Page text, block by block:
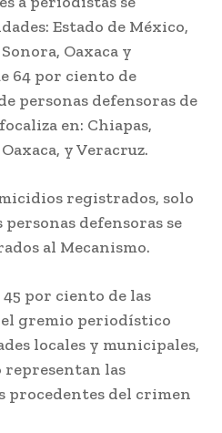
Estado de México,
Oaxaca y
64 por ciento de
personas defensoras de
en: Chiapas,
y Veracruz.
registrados, solo
defensoras se
al Mecanismo.
por ciento de las
el gremio periodístico
locales y municipales,
las
procedentes del crimen